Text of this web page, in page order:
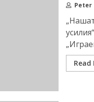
Peter
Read